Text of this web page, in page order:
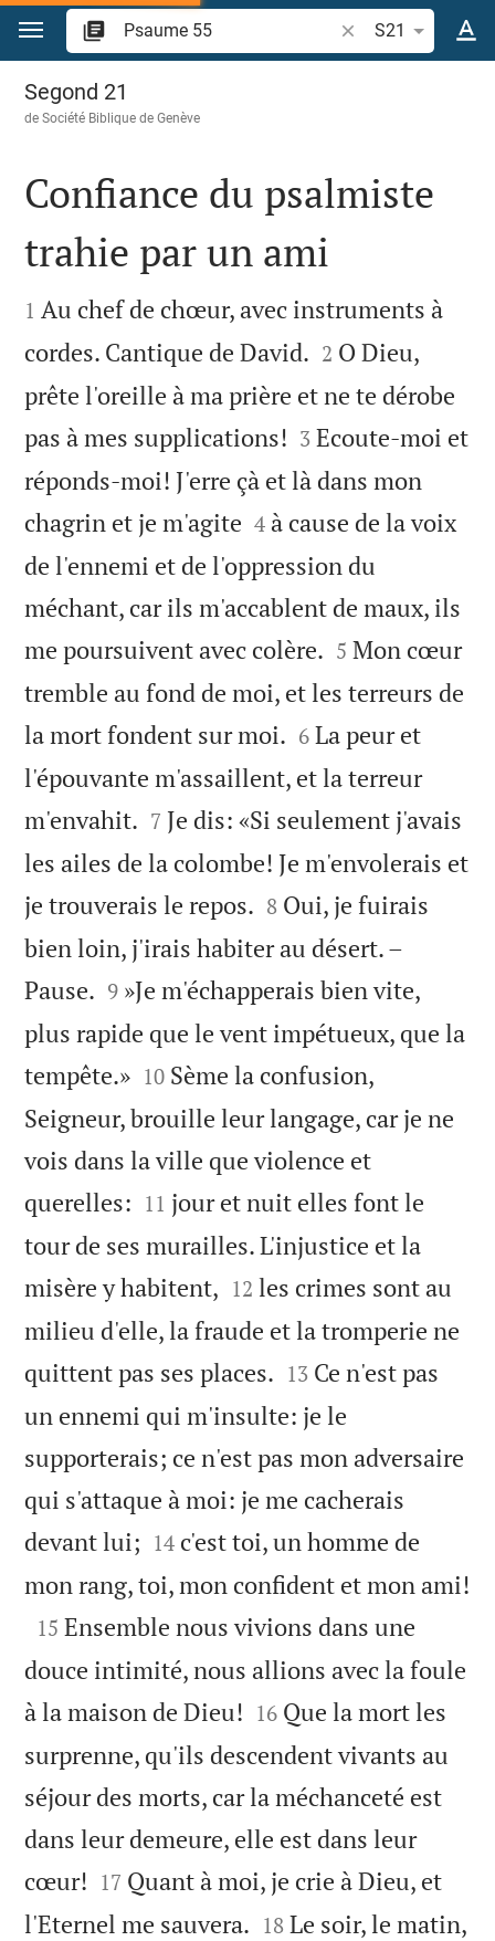
Aller vers contenu
Recherche d'un
S21
Psaume 55
Segond 21
deSociété Biblique de Genève

Confiance du psalmiste
trahie par un ami

1 Au chef de chœur, avec instruments à
cordes. Cantique de David. 

2 O Dieu,
prête l'oreille à ma prière et ne te dérobe
pas à mes supplications! 

3 Ecoute-moi et
réponds-moi! J'erre çà et là dans mon
chagrin et je m'agite 

4 à cause de la voix
de l'ennemi et de l'oppression du
méchant, car ils m'accablent de maux, ils
me poursuivent avec colère. 

5 Mon cœur
tremble au fond de moi, et les terreurs de
la mort fondent sur moi. 

6 La peur et
l'épouvante m'assaillent, et la terreur
m'envahit. 

7 Je dis: «Si seulement j'avais
les ailes de la colombe! Je m'envolerais et
je trouverais le repos. 

8 Oui, je fuirais
bien loin, j'irais habiter au désert. –
Pause. 

9 »Je m'échapperais bien vite,
plus rapide que le vent impétueux, que la
tempête.»
10 Sème la confusion,
Seigneur, brouille leur langage, car je ne
vois dans la ville que violence et
querelles: 

11 jour et nuit elles font le
tour de ses murailles. L'injustice et la
misère y habitent, 

12 les crimes sont au
milieu d'elle, la fraude et la tromperie ne
quittent pas ses places. 

13 Ce n'est pas
un ennemi qui m'insulte: je le
supporterais; ce n'est pas mon adversaire
qui s'attaque à moi: je me cacherais
devant lui; 

14 c'est toi, un homme de
mon rang, toi, mon confident et mon ami!

15 Ensemble nous vivions dans une
douce intimité, nous allions avec la foule
à la maison de Dieu! 

16 Que la mort les
surprenne, qu'ils descendent vivants au
séjour des morts, car la méchanceté est
dans leur demeure, elle est dans leur
cœur! 

17 Quant à moi, je crie à Dieu, et
l'Eternel me sauvera. 

18 Le soir, le matin,